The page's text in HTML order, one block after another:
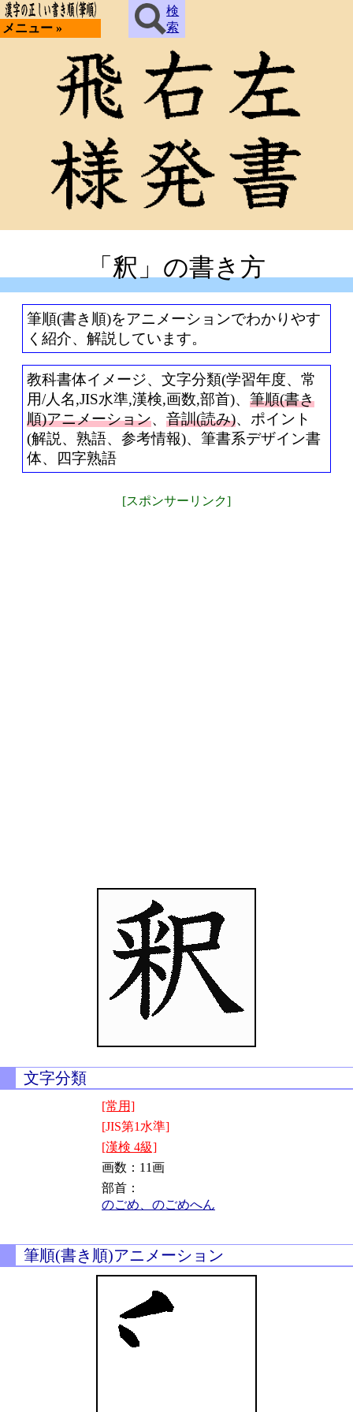
メニュー »
検
索
「釈」の書き方
筆順(書き順)をアニメーションでわかりやす
く紹介、解説しています。
教科書体イメージ、文字分類(学習年度、常
用/人名,JIS水準,漢検,画数,部首)、 筆順(書き
順)アニメーション、 音訓(読み)、ポイント
(解説、熟語、参考情報)、筆書系デザイン書
体、四字熟語
[スポンサーリンク]
文字分類
[常用]
[JIS第1水準]
[漢検 4級]
画数：11画
部首：
のごめ、のごめへん
筆順(書き順)アニメーション